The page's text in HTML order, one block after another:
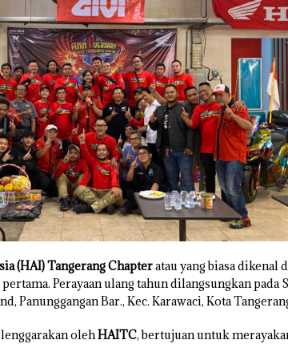
(HAI) Tangerang Chapteratau yang biasa dikenal
Perayaan ulang tahun dilangsungkan pada
Panunggangan Bar., Kec. Karawaci, Kota
olehHAITC, bertujuan untuk